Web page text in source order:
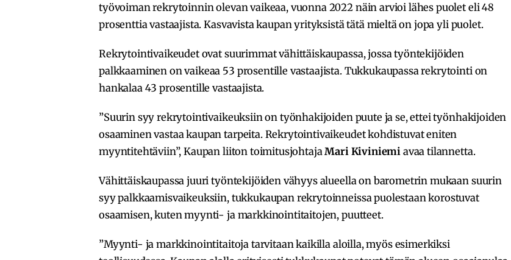
työvoiman rekrytoinnin olevan vaikeaa, vuonna 2022 näin arvioi lähes puolet eli 48
prosenttia vastaajista. Kasvavista kaupan yrityksistä tätä mieltä on jopa yli puolet.
Rekrytointivaikeudet ovat suurimmat vähittäiskaupassa, jossa työntekijöiden
palkkaaminen on vaikeaa 53 prosentille vastaajista. Tukkukaupassa rekrytointi on
hankalaa 43 prosentille vastaajista.
”Suurin syy rekrytointivaikeuksiin on työnhakijoiden puute ja se, ettei työnhakijoiden
osaaminen vastaa kaupan tarpeita. Rekrytointivaikeudet kohdistuvat eniten
myyntitehtäviin”, Kaupan liiton toimitusjohtaja Mari Kiviniemi avaa tilannetta.
Vähittäiskaupassa juuri työntekijöiden vähyys alueella on barometrin mukaan suurin
syy palkkaamisvaikeuksiin, tukkukaupan rekrytoinneissa puolestaan korostuvat
osaamisen, kuten myynti- ja markkinointitaitojen, puutteet.
”Myynti- ja markkinointitaitoja tarvitaan kaikilla aloilla, myös esimerkiksi